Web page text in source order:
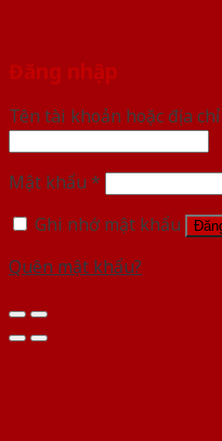
Đăng nhập
Tên tài khoản hoặc địa
Mật khẩu *
Ghi nhớ mật khẩu
Quên mật khẩu?